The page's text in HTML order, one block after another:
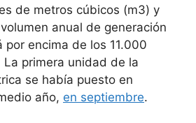
de metros cúbicos (m3) y
anual de generación
por encima de los 11.000
La primera unidad de la
se había puesto en
año, en septiembre.